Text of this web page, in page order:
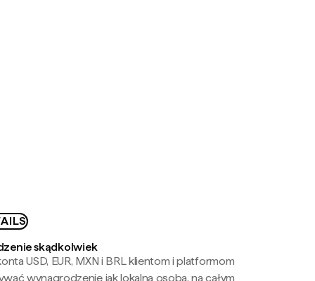
skądkolwiek
USD, EUR, MXN i BRL klientom i platformom
wynagrodzenie jak lokalna osoba, na całym